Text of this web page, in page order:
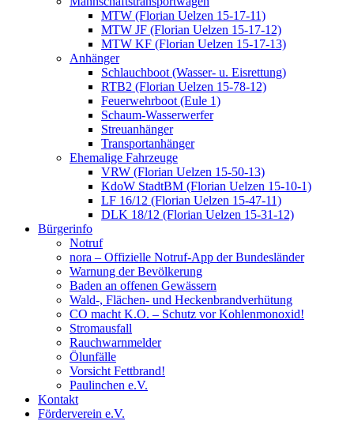
MTW (Florian Uelzen 15-17-11)
MTW JF (Florian Uelzen 15-17-12)
MTW KF (Florian Uelzen 15-17-13)
Anhänger
Schlauchboot (Wasser- u. Eisrettung)
RTB2 (Florian Uelzen 15-78-12)
Feuerwehrboot (Eule 1)
Schaum-Wasserwerfer
Streuanhänger
Transportanhänger
Ehemalige Fahrzeuge
VRW (Florian Uelzen 15-50-13)
KdoW StadtBM (Florian Uelzen 15-10-1)
LF 16/12 (Florian Uelzen 15-47-11)
DLK 18/12 (Florian Uelzen 15-31-12)
Bürgerinfo
Notruf
nora – Offizielle Notruf-App der Bundesländer
Warnung der Bevölkerung
Baden an offenen Gewässern
Wald-, Flächen- und Heckenbrandverhütung
CO macht K.O. – Schutz vor Kohlenmonoxid!
Stromausfall
Rauchwarnmelder
Ölunfälle
Vorsicht Fettbrand!
Paulinchen e.V.
Kontakt
Förderverein e.V.